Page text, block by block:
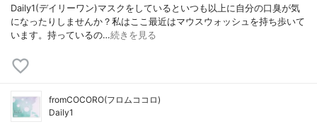
Daily1(デイリーワン)⁡マスクをしているといつも以上に自分の口臭が気
になったりしませんか？⁡私はここ最近はマウスウォッシュを持ち歩いて
います。持っているの…続きを見る
fromCOCORO(フロムココロ)
Daily1